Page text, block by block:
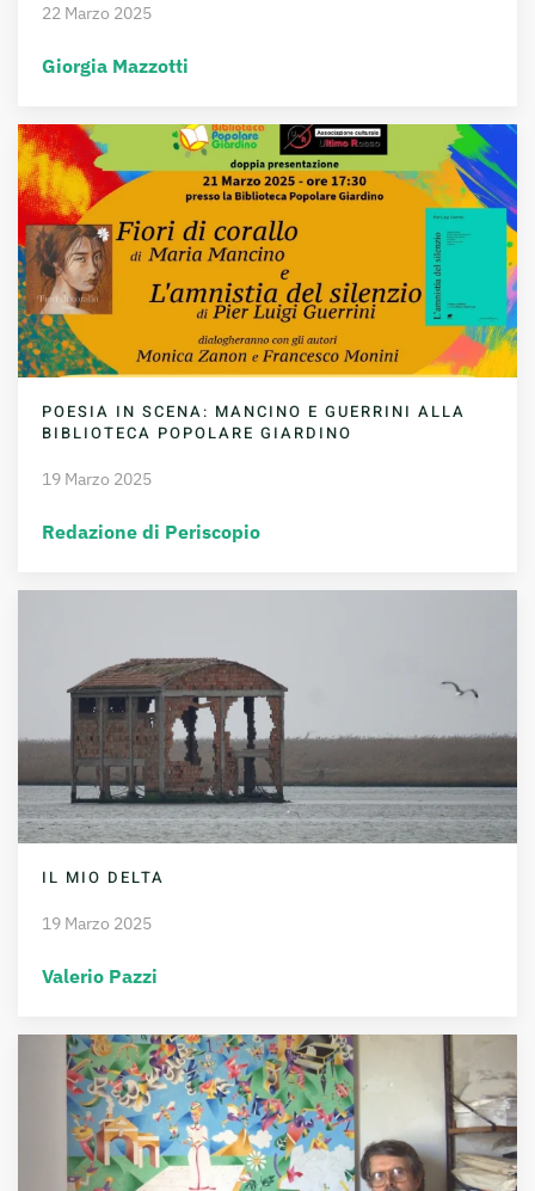
22 Marzo 2025
Giorgia Mazzotti
POESIA IN SCENA: MANCINO E GUERRINI ALLA
BIBLIOTECA POPOLARE GIARDINO
19 Marzo 2025
Redazione di Periscopio
IL MIO DELTA
19 Marzo 2025
Valerio Pazzi